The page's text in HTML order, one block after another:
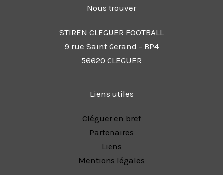
Nous trouver
STIREN CLEGUER FOOTBALL
9 rue Saint Gerand - BP4
56620 CLEGUER
Liens utiles
Cléguer en bref
Partenaires
Liens
Mentions légales